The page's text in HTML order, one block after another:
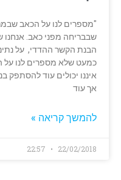
"מספרים לנו על הכאב
שבבריחה מפני כאב.
הבנת הקשר ההדדי, על
כמעט שלא מספרים לנו על
איננו יכולים עוד להסתפק
אך עוד
להמשך קריאה »
22/02/2018